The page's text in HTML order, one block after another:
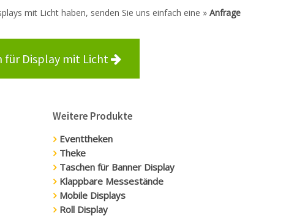
mit Licht haben, senden Sie uns einfach eine » Anfrage
für Display mit Licht
Weitere Produkte
Eventtheken
Theke
Taschen für Banner Display
Klappbare Messestände
Mobile Displays
Roll Display